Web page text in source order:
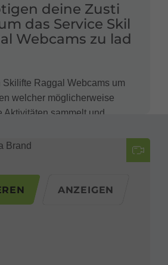
deine Zusti
das Service Skil
Webcams zu lad
Raggal Webcams um
welcher möglicherweise
Aktivitäten sammelt und
Sie den Dienst, um den
ANZEIGEN